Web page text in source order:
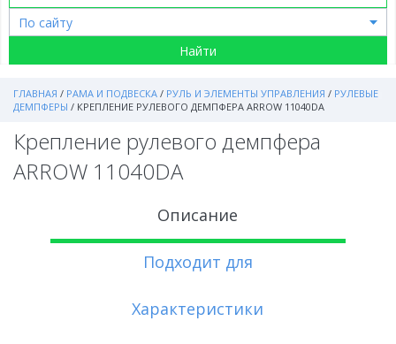
ГЛАВНАЯ / РАМА И ПОДВЕСКА / РУЛЬ И ЭЛЕМЕНТЫ УПРАВЛЕНИЯ / РУЛЕВЫЕ
ДЕМПФЕРЫ / КРЕПЛЕНИЕ РУЛЕВОГО ДЕМПФЕРА ARROW 11040DA
Крепление рулевого демпфера
ARROW 11040DA
Описание
Подходит для
Характеристики